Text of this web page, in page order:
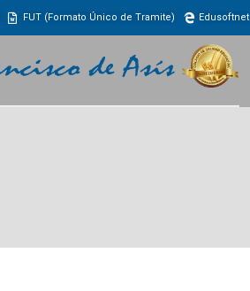
FUT (Formato Único de Tramite) Edusoftnet